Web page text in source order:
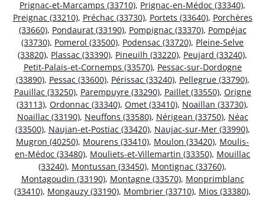
Prignac-et-Marcamps (33710), Prignac-en-Médoc (33340),
Preignac (33210), Préchac (33730), Portets (33640), Porchères
(33660), Pondaurat (33190), Pompignac (33370), Pompéjac
(33730), Pomerol (33500), Podensac (33720), Pleine-Selve
(33820), Plassac (33390), Pineuilh (33220), Peujard (33240),
Petit-Palais-et-Cornemps (33570), Pessac-sur-Dordogne
(33890), Pessac (33600), Périssac (33240), Pellegrue (33790),
Pauillac (33250), Parempuyre (33290), Paillet (33550), Origne
(33113), Ordonnac (33340), Omet (33410), Noaillan (33730),
Noaillac (33190), Neuffons (33580), Nérigean (33750), Néac
(33500), Naujan-et-Postiac (33420), Naujac-sur-Mer (33990),
Mugron (40250), Mourens (33410), Moulon (33420), Moulis-
en-Médoc (33480), Mouliets-et-Villemartin (33350), Mouillac
(33240), Montussan (33450), Montignac (33760),
Montagoudin (33190), Montagne (33570), Monprimblanc
(33410), Mongauzy (33190), Mombrier (33710), Mios (33380),